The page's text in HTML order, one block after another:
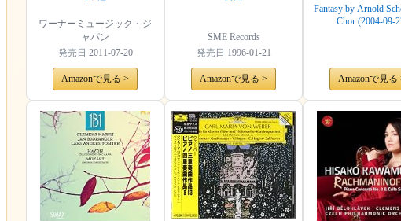
ワーナーミュージック・ジ
ャパン
発売日 2011-07-20
Amazonで見る >
SME Records
発売日 1996-01-21
Amazonで見る >
Fantasy by Arnold
Chor (2004-09-
Amazonで見る